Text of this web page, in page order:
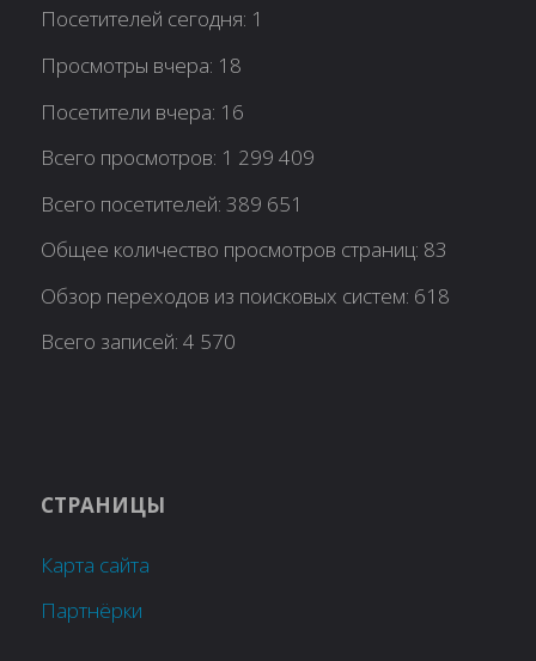
Посетителей сегодня: 1
Просмотры вчера: 18
Посетители вчера: 16
Всего просмотров: 1 299 409
Всего посетителей:389 651
Общее количество просмотров страниц: 83
Обзор переходов из поисковых систем: 618
Всего записей:4 570
СТРАНИЦЫ
Карта сайта
Партнёрки